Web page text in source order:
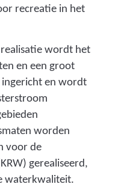
recreatie in het
realisatie wordt het
en een groot
ingericht en wordt
worden
voor de
gerealiseerd,
waterkwaliteit.